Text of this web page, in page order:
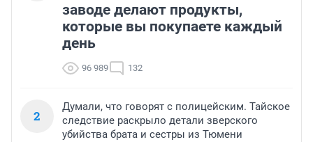
заводе делают продукты,
которые вы покупаете каждый
день
96 989 132
2
Думали, что говорят с полицейским. Тайское
следствие раскрыло детали зверского
убийства брата и сестры из Тюмени